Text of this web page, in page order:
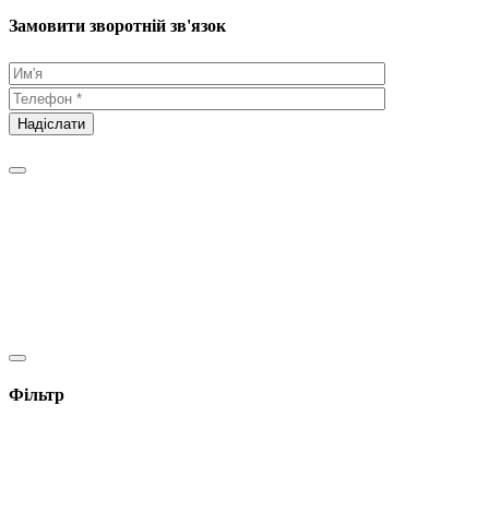
Замовити зворотній зв'язок
Фільтр